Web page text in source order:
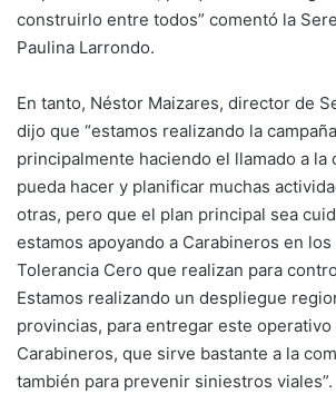
construirlo entre todos” comentó la
Paulina Larrondo.
En tanto, Néstor Maizares, director de
dijo que “estamos realizando la campaña
principalmente haciendo el llamado a la
pueda hacer y planificar muchas
otras, pero que el plan principal sea
estamos apoyando a Carabineros en
Tolerancia Cero que realizan para
Estamos realizando un despliegue
provincias, para entregar este operativo
Carabineros, que sirve bastante a la
también para prevenir siniestros viales”.